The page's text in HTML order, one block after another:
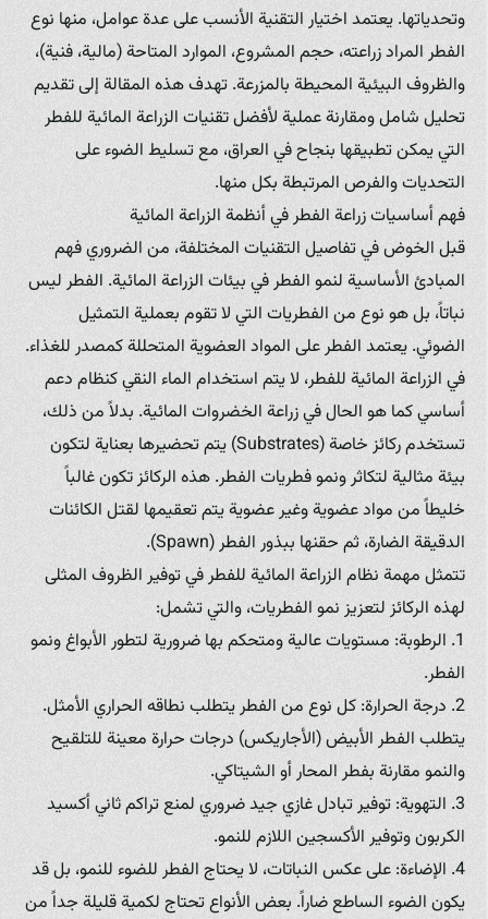
وتحدياتها. يعتمد اختيار التقنية الأنسب على عدة عوامل، منها نوع
الفطر المراد زراعته، حجم المشروع، الموارد المتاحة (مالية، فنية)،
والظروف البيئية المحيطة بالمزرعة. تهدف هذه المقالة إلى تقديم
تحليل شامل ومقارنة عملية لأفضل تقنيات الزراعة المائية للفطر
التي يمكن تطبيقها بنجاح في العراق، مع تسليط الضوء على
التحديات والفرص المرتبطة بكل منها.
فهم أساسيات زراعة الفطر في أنظمة الزراعة المائية
قبل الخوض في تفاصيل التقنيات المختلفة، من الضروري فهم
المبادئ الأساسية لنمو الفطر في بيئات الزراعة المائية. الفطر ليس
نباتاً، بل هو نوع من الفطريات التي لا تقوم بعملية التمثيل
الضوئي. يعتمد الفطر على المواد العضوية المتحللة كمصدر للغذاء.
في الزراعة المائية للفطر، لا يتم استخدام الماء النقي كنظام دعم
أساسي كما هو الحال في زراعة الخضروات المائية. بدلاً من ذلك،
تستخدم ركائز خاصة (Substrates) يتم تحضيرها بعناية لتكون
بيئة مثالية لتكاثر ونمو فطريات الفطر. هذه الركائز تكون غالباً
خليطاً من مواد عضوية وغير عضوية يتم تعقيمها لقتل الكائنات
الدقيقة الضارة، ثم حقنها ببذور الفطر (Spawn).
تتمثل مهمة نظام الزراعة المائية للفطر في توفير الظروف المثلى
لهذه الركائز لتعزيز نمو الفطريات، والتي تشمل:
1. الرطوبة: مستويات عالية ومتحكم بها ضرورية لتطور الأبواغ ونمو
الفطر.
2. درجة الحرارة: كل نوع من الفطر يتطلب نطاقه الحراري الأمثل.
يتطلب الفطر الأبيض (الأجاريكس) درجات حرارة معينة للتلقيح
والنمو مقارنة بفطر المحار أو الشيتاكي.
3. التهوية: توفير تبادل غازي جيد ضروري لمنع تراكم ثاني أكسيد
الكربون وتوفير الأكسجين اللازم للنمو.
4. الإضاءة: على عكس النباتات، لا يحتاج الفطر للضوء للنمو، بل قد
يكون الضوء الساطع ضاراً. بعض الأنواع تحتاج لكمية قليلة جداً من